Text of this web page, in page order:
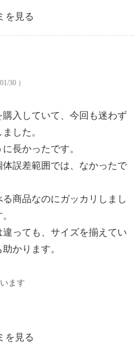
を見る
30 ）
入していて、今回も迷わず
した。
長かったです。
誤差範囲では、なかったで
商品なのにガッカリしまし
っても、サイズを揃えてい
かります。
ます
を見る